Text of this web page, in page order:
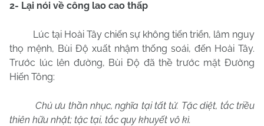
2- Lại nói về công lao cao thấp
Lúc tại Hoài Tây chiến sự không tiến triển, lâm nguy
thọ mệnh, Bùi Độ xuất nhậm thống soái, đến Hoài Tây.
Trước lúc lên đường, Bùi Độ đã thề trước mặt Đường
Hiến Tông:
Chủ ưu thần nhục, nghĩa tại tất tử. Tặc diệt, tắc triều
thiên hữu nhật; tặc tại, tắc quy khuyết vô kì.